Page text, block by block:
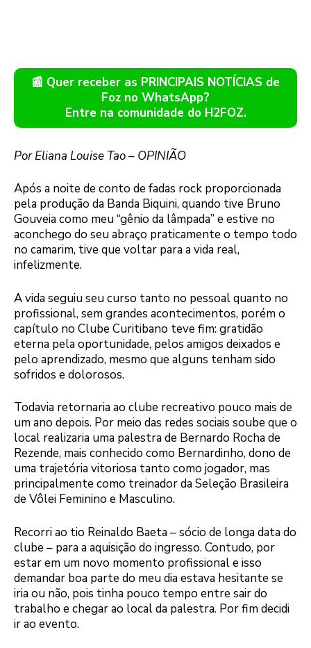
📰 Quer receber as PRINCIPAIS NOTÍCIAS de
Foz no WhatsApp?
Entre na comunidade do H2FOZ.
Por Eliana Louise Tao– OPINIÃO
Após a noite de conto de fadas rock proporcionada
pela produção da Banda Biquini, quando tive Bruno
Gouveia como meu “gênio da lâmpada” e estive no
aconchego do seu abraço praticamente o tempo todo
no camarim, tive que voltar para a vida real,
infelizmente.
A vida seguiu seu curso tanto no pessoal quanto no
profissional, sem grandes acontecimentos, porém o
capítulo no Clube Curitibano teve fim: gratidão
eterna pela oportunidade, pelos amigos deixados e
pelo aprendizado, mesmo que alguns tenham sido
sofridos e dolorosos.
Todavia retornaria ao clube recreativo pouco mais de
um ano depois. Por meio das redes sociais soube que o
local realizaria uma palestra de Bernardo Rocha de
Rezende, mais conhecido como Bernardinho, dono de
uma trajetória vitoriosa tanto como jogador, mas
principalmente como treinador da Seleção Brasileira
de Vôlei Feminino e Masculino.
Recorri ao tio Reinaldo Baeta – sócio de longa data do
clube – para a aquisição do ingresso. Contudo, por
estar em um novo momento profissional e isso
demandar boa parte do meu dia estava hesitante se
iria ou não, pois tinha pouco tempo entre sair do
trabalho e chegar ao local da palestra. Por fim decidi
ir ao evento.